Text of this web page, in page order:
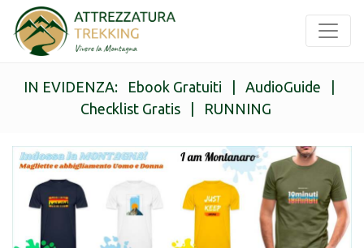
IN EVIDENZA: Ebook Gratuiti AudioGuide
Checklist Gratis| RUNNING